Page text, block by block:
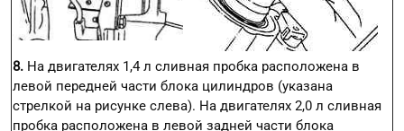
8. На двигателях 1,4 л сливная пробка расположена в
левой передней части блока цилиндров (указана
стрелкой на рисунке слева). На двигателях 2,0 л сливная
пробка расположена в левой задней части блока